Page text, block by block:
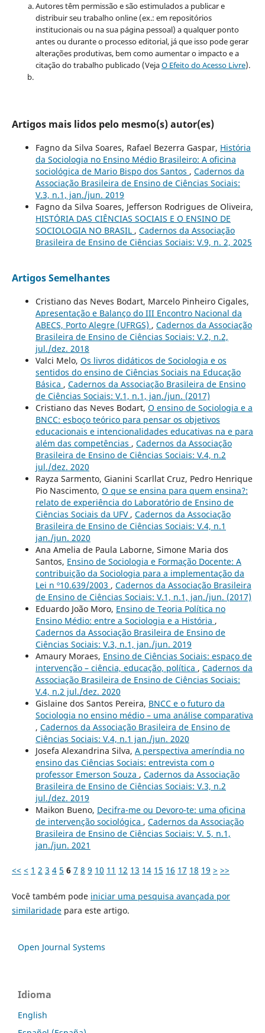
Autores têm permissão e são estimulados a publicar e
distribuir seu trabalho online (ex.: em repositórios
institucionais ou na sua página pessoal) a qualquer ponto
antes ou durante o processo editorial, já que isso pode gerar
alterações produtivas, bem como aumentar o impacto e a
citação do trabalho publicado (VejaO Efeito do Acesso Livre).
Artigos mais lidos pelo mesmo(s) autor(es)
Fagno da Silva Soares, Rafael Bezerra Gaspar, História
da Sociologia no Ensino Médio Brasileiro: A oficina
sociológica de Mario Bispo dos Santos , Cadernos da
Associação Brasileira de Ensino de Ciências Sociais:
V.3, n.1, jan./jun. 2019
Fagno da Silva Soares, Jefferson Rodrigues de Oliveira,
HISTÓRIA DAS CIÊNCIAS SOCIAIS E O ENSINO DE
SOCIOLOGIA NO BRASIL , Cadernos da Associação
Brasileira de Ensino de Ciências Sociais: V.9, n. 2, 2025
Artigos Semelhantes
Cristiano das Neves Bodart, Marcelo Pinheiro Cigales,
Apresentação e Balanço do III Encontro Nacional da
ABECS, Porto Alegre (UFRGS) , Cadernos da Associação
Brasileira de Ensino de Ciências Sociais: V.2, n.2,
jul./dez. 2018
Valci Melo, Os livros didáticos de Sociologia e os
sentidos do ensino de Ciências Sociais na Educação
Básica , Cadernos da Associação Brasileira de Ensino
de Ciências Sociais: V.1, n.1, jan./jun. (2017)
Cristiano das Neves Bodart, O ensino de Sociologia e a
BNCC: esboço teórico para pensar os objetivos
educacionais e intencionalidades educativas na e para
além das competências , Cadernos da Associação
Brasileira de Ensino de Ciências Sociais: V.4, n.2
jul./dez. 2020
Rayza Sarmento, Gianini Scarllat Cruz, Pedro Henrique
Pio Nascimento, O que se ensina para quem ensina?:
relato de experiência do Laboratório de Ensino de
Ciências Sociais da UFV , Cadernos da Associação
Brasileira de Ensino de Ciências Sociais: V.4, n.1
jan./jun. 2020
Ana Amelia de Paula Laborne, Simone Maria dos
Santos, Ensino de Sociologia e Formação Docente: A
contribuição da Sociologia para a implementação da
Lei n º10.639/2003 , Cadernos da Associação Brasileira
de Ensino de Ciências Sociais: V.1, n.1, jan./jun. (2017)
Eduardo João Moro, Ensino de Teoria Política no
Ensino Médio: entre a Sociologia e a História ,
Cadernos da Associação Brasileira de Ensino de
Ciências Sociais: V.3, n.1, jan./jun. 2019
Amaury Moraes, Ensino de Ciências Sociais: espaço de
intervenção – ciência, educação, política , Cadernos da
Associação Brasileira de Ensino de Ciências Sociais:
V.4, n.2 jul./dez. 2020
Gislaine dos Santos Pereira, BNCC e o futuro da
Sociologia no ensino médio – uma análise comparativa
, Cadernos da Associação Brasileira de Ensino de
Ciências Sociais: V.4, n.1 jan./jun. 2020
Josefa Alexandrina Silva, A perspectiva ameríndia no
ensino das Ciências Sociais: entrevista com o
professor Emerson Souza , Cadernos da Associação
Brasileira de Ensino de Ciências Sociais: V.3, n.2
jul./dez. 2019
Maikon Bueno, Decifra-me ou Devoro-te: uma oficina
de intervenção sociológica , Cadernos da Associação
Brasileira de Ensino de Ciências Sociais: V. 5, n.1,
jan./jun. 2021
<< < 1 2 3 4 5 6 7 8 9 10 11 12 13 14 15 16 17 18 19 > >>
Você também pode iniciar uma pesquisa avançada por
similaridadepara este artigo.
Open Journal Systems
Idioma
English